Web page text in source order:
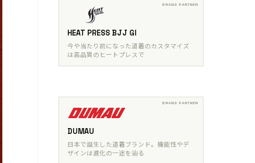
HEAT PRESS BJJ GI
今や当たり前になった道着のカスタマイズ
は高品質のヒートプレスで
DUMAU
日本で誕生した道着ブランド。機能性やデ
ザインは進化の一途を辿る